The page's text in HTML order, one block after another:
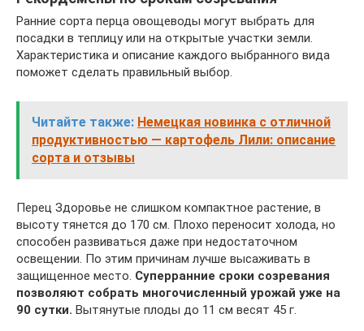
Ранние сорта перца овощеводы могут выбрать для
посадки в теплицу или на открытые участки земли.
Характеристика и описание каждого выбранного вида
поможет сделать правильный выбор.
Читайте также: Немецкая новинка с отличной
продуктивностью — картофель Лили: описание
сорта и отзывы
Перец Здоровье не слишком компактное растение, в
высоту тянется до 170 см. Плохо переносит холода, но
способен развиваться даже при недостаточном
освещении. По этим причинам лучше высаживать в
защищенное место. Суперранние сроки созревания
позволяют собрать многочисленный урожай уже на
90 сутки. Вытянутые плоды до 11 см весят 45 г.